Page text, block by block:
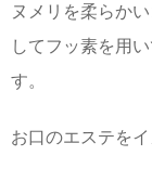
ヌメリを柔らか
してフッ素を用
す。
お口のエステを